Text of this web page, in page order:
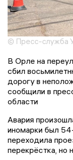
© Пресс-служба
В Орле на
сбил
дорогу в
сообщили в
области
Авария
иномарки был
переходила
перекрёстка, но